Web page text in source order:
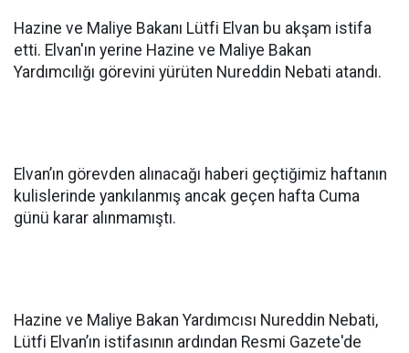
Hazine ve Maliye Bakanı Lütfi Elvan bu akşam istifa
etti. Elvan'ın yerine Hazine ve Maliye Bakan
Yardımcılığı görevini yürüten Nureddin Nebati atandı.
Elvan’ın görevden alınacağı haberi geçtiğimiz haftanın
kulislerinde yankılanmış ancak geçen hafta Cuma
günü karar alınmamıştı.
Hazine ve Maliye Bakan Yardımcısı Nureddin Nebati,
Lütfi Elvan’ın istifasının ardından Resmi Gazete'de